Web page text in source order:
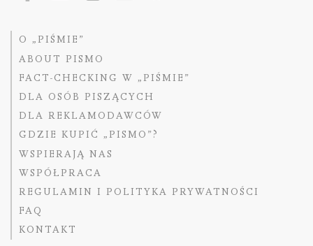
O „PIŚMIE”
ABOUT PISMO
FACT-CHECKING W „PIŚMIE”
DLA OSÓB PISZĄCYCH
DLA REKLAMODAWCÓW
GDZIE KUPIĆ „PISMO”?
WSPIERAJĄ NAS
WSPÓŁPRACA
REGULAMIN I POLITYKA PRYWATNOŚCI
FAQ
KONTAKT